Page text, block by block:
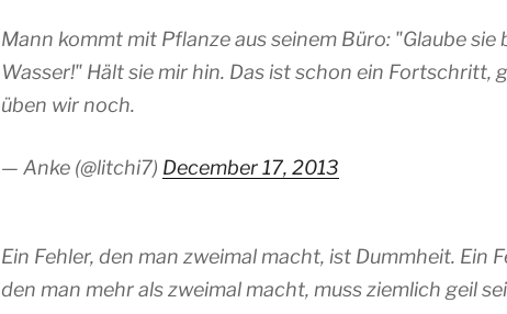
Mann kommt mit Pflanze aus seinem Büro: "Glaube sie
Wasser!" Hält sie mir hin. Das ist schon ein Fortschritt,
üben wir noch.
— Anke (@litchi7) December 17, 2013
Ein Fehler, den man zweimal macht, ist Dummheit. Ein
den man mehr als zweimal macht, muss ziemlich geil